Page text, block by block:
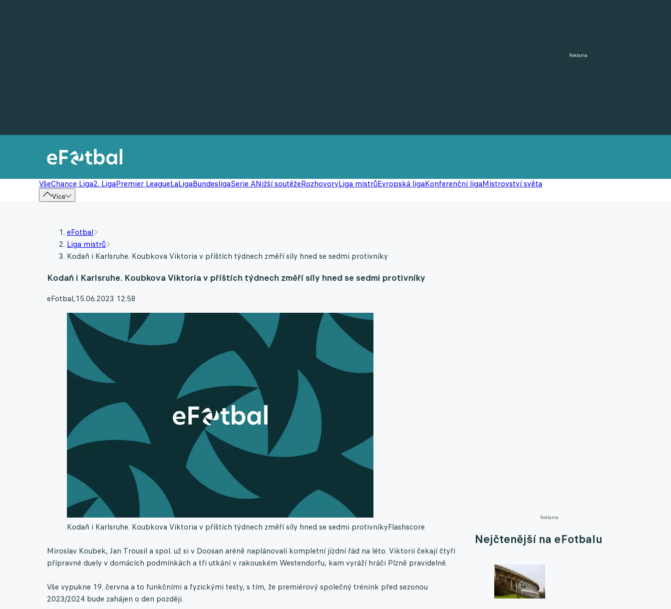
Reklama
VšeChance Liga2. LigaPremier LeagueLaLigaBundesligaSerie ANižší soutěžeRozhovoryLiga mistrůEvropská ligaKonferenční ligaMistrovství světa
Více
Reklama
Nejčtenější na eFotbalu
eFotbal
Liga mistrů
Kodaň i Karlsruhe. Koubkova Viktoria v příštích týdnech změří síly hned se sedmi protivníky
Kodaň i Karlsruhe. Koubkova Viktoria v příštích týdnech změří síly hned se sedmi protivníky
eFotbal,15.06.2023 12:58
Kodaň i Karlsruhe. Koubkova Viktoria v příštích týdnech změří síly hned se sedmi protivníkyFlashscore
Miroslav Koubek, Jan Trousil a spol. už si v Doosan aréně naplánovali kompletní jízdní řád na léto. Viktorii čekají čtyři
přípravné duely v domácích podmínkách a tři utkání v rakouském Westendorfu, kam vyráží hráči Plzně pravidelně.
Vše vypukne 19. června a to funkčními a fyzickými testy, s tím, že premiérový společný trénink před sezonou
2023/2024 bude zahájen o den později.